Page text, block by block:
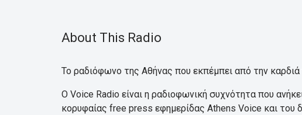
About This Radio
Το ραδιόφωνο της Αθήνας που εκπέμπει από την
Ο Voice Radio είναι η ραδιοφωνική συχνότητα που
κορυφαίας free press εφημερίδας Athens Voice και του